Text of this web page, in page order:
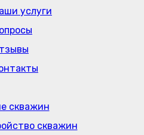
услуги
скважин
скважин